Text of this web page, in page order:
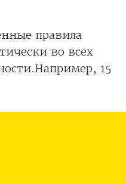
правила
во всех
15